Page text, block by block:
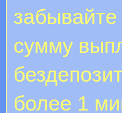
сумму
более 1